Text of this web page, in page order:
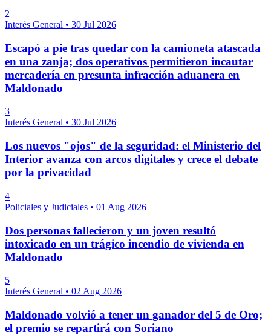
2
Interés General • 30 Jul 2026
Escapó a pie tras quedar con la camioneta atascada
en una zanja; dos operativos permitieron incautar
mercadería en presunta infracción aduanera en
Maldonado
3
Interés General • 30 Jul 2026
Los nuevos "ojos" de la seguridad: el Ministerio del
Interior avanza con arcos digitales y crece el debate
por la privacidad
4
Policiales y Judiciales • 01 Aug 2026
Dos personas fallecieron y un joven resultó
intoxicado en un trágico incendio de vivienda en
Maldonado
5
Interés General • 02 Aug 2026
Maldonado volvió a tener un ganador del 5 de Oro;
el premio se repartirá con Soriano